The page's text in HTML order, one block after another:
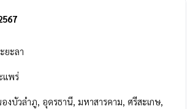
ยะลา
แพร่
งบัวลำภู, อุดรธานี, มหาสารคาม, ศรีสะเกษ,